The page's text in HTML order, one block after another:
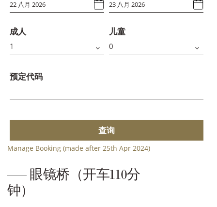
成人 儿童
预定代码
查询
Manage Booking (made after 25th Apr 2024)
眼镜桥（开车110分
钟）